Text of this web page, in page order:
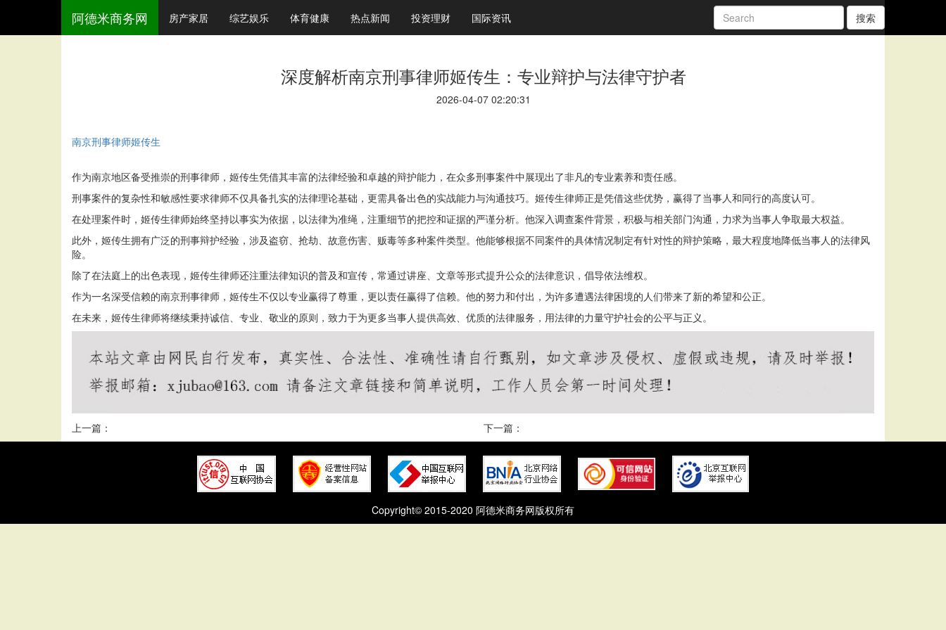
阿德米商务网 房产家居 综艺娱乐 体育健康 热点新闻 投资理财 国际资讯 搜索
深度解析南京刑事律师姬传生：专业辩护与法律守护者
2026-04-07 02:20:31
南京刑事律师姬传生
作为南京地区备受推崇的刑事律师，姬传生凭借其丰富的法律经验和卓越的辩护能力，在众多刑事案件中展现出了非凡的专业素养和责任感。
刑事案件的复杂性和敏感性要求律师不仅具备扎实的法律理论基础，更需具备出色的实战能力与沟通技巧。姬传生律师正是凭借这些优势，赢得了当事人和同行的高度认可。
在处理案件时，姬传生律师始终坚持以事实为依据，以法律为准绳，注重细节的把控和证据的严谨分析。他深入调查案件背景，积极与相关部门沟通，力求为当事人争取最大权益。
此外，姬传生拥有广泛的刑事辩护经验，涉及盗窃、抢劫、故意伤害、贩毒等多种案件类型。他能够根据不同案件的具体情况制定有针对性的辩护策略，最大程度地降低当事人的法律风
险。
除了在法庭上的出色表现，姬传生律师还注重法律知识的普及和宣传，常通过讲座、文章等形式提升公众的法律意识，倡导依法维权。
作为一名深受信赖的南京刑事律师，姬传生不仅以专业赢得了尊重，更以责任赢得了信赖。他的努力和付出，为许多遭遇法律困境的人们带来了新的希望和公正。
在未来，姬传生律师将继续秉持诚信、专业、敬业的原则，致力于为更多当事人提供高效、优质的法律服务，用法律的力量守护社会的公平与正义。
上一篇： 下一篇：
Copyright© 2015-2020 阿德米商务网版权所有